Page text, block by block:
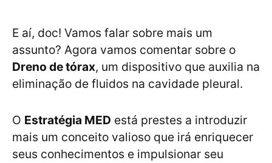
E aí, doc! Vamos falar sobre mais um
assunto? Agora vamos comentar sobre o
Dreno de tórax, um dispositivo que auxilia na
eliminação de fluidos na cavidade pleural.
O Estratégia MED está prestes a introduzir
mais um conceito valioso que irá enriquecer
seus conhecimentos e impulsionar seu